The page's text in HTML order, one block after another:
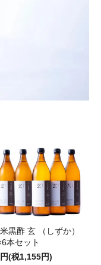
黒酢 玄 （しずか）
本セット
(税1,155円)